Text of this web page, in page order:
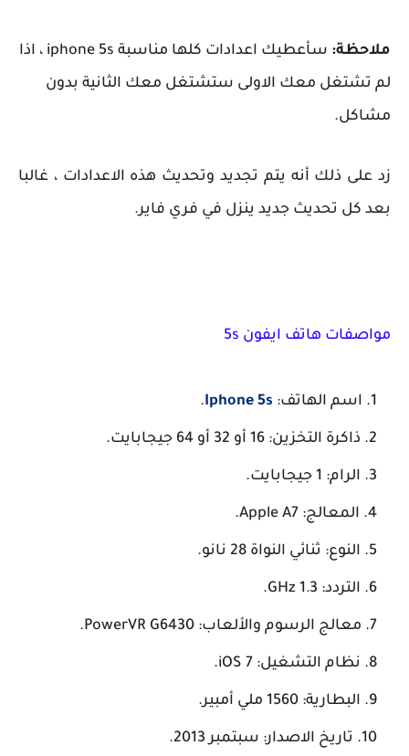
ملاحظة:
سأعطيك اعدادات كلها مناسبة iphone 5s ، اذا
لم تشتغل معك الاولى ستشتغل معك الثانية بدون
مشاكل.
زد على ذلك أنه يتم تجديد وتحديث هذه الاعدادات ، غالبا
بعد كل تحديث جديد ينزل في فري فاير.
مواصفات هاتف ايفون 5s
اسم الهاتف: Iphone 5s
.
ذاكرة التخزين: 16 أو 32 أو 64 جيجابايت.
الرام: 1 جيجابايت.
المعالج: Apple A7.
النوع: ثنائي النواة 28 نانو.
التردد: 1.3 GHz.
معالج الرسوم والألعاب: PowerVR G6430.
نظام التشغيل: iOS 7.
البطارية: 1560 ملي أمبير.
تاريخ الاصدار: سبتمبر 2013.